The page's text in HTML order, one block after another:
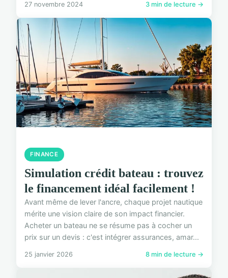
27 novembre 2024 3 min de lecture →
FINANCE
Simulation crédit bateau : trouvez
le financement idéal facilement !
Avant même de lever l'ancre, chaque projet nautique
mérite une vision claire de son impact financier.
Acheter un bateau ne se résume pas à cocher un
prix sur un devis : c'est intégrer assurances, amar...
25 janvier 2026 8 min de lecture →